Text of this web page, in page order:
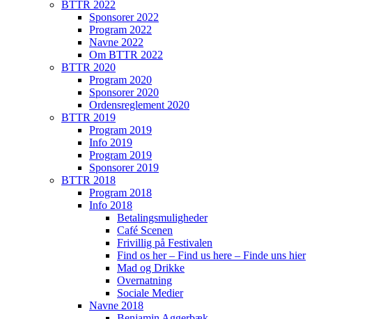
BTTR 2022
Sponsorer 2022
Program 2022
Navne 2022
Om BTTR 2022
BTTR 2020
Program 2020
Sponsorer 2020
Ordensreglement 2020
BTTR 2019
Program 2019
Info 2019
Program 2019
Sponsorer 2019
BTTR 2018
Program 2018
Info 2018
Betalingsmuligheder
Café Scenen
Frivillig på Festivalen
Find os her – Find us here – Finde uns hier
Mad og Drikke
Overnatning
Sociale Medier
Navne 2018